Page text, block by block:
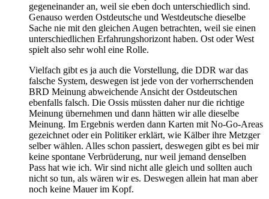
gegeneinander an, weil sie eben doch unterschiedlich sind.
Genauso werden Ostdeutsche und Westdeutsche dieselbe
Sache nie mit den gleichen Augen betrachten, weil sie einen
unterschiedlichen Erfahrungshorizont haben. Ost oder West
spielt also sehr wohl eine Rolle.
Vielfach gibt es ja auch die Vorstellung, die DDR war das
falsche System, deswegen ist jede von der vorherrschenden
BRD Meinung abweichende Ansicht der Ostdeutschen
ebenfalls falsch. Die Ossis müssten daher nur die richtige
Meinung übernehmen und dann hätten wir alle dieselbe
Meinung. Im Ergebnis werden dann Karten mit No-Go-Areas
gezeichnet oder ein Politiker erklärt, wie Kälber ihre Metzger
selber wählen. Alles schon passiert, deswegen gibt es bei mir
keine spontane Verbrüderung, nur weil jemand denselben
Pass hat wie ich. Wir sind nicht alle gleich und sollten auch
nicht so tun, als wären wir es. Deswegen allein hat man aber
noch keine Mauer im Kopf.